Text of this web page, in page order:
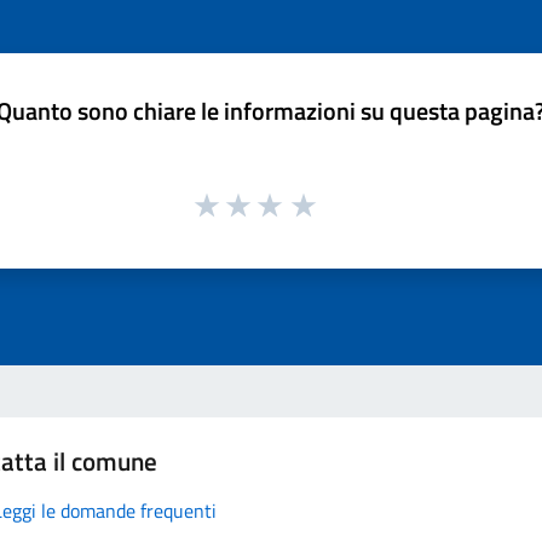
sono chiare le informazioni su questa
il comune
le domande frequenti